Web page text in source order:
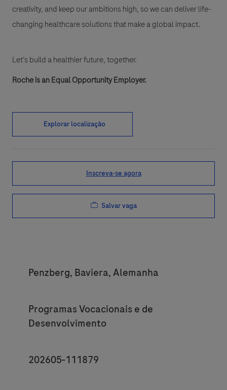
creativity, and keep our ambitions high, so we can deliver life-
changing healthcare solutions that make a global impact.
Let’s build a healthier future, together.
Roche is an Equal Opportunity Employer.
Explorar localização
Inscreva-se agora
Salvar vaga
Location
Penzberg, Baviera, Alemanha
Category
Programas Vocacionais e de
Desenvolvimento
JobId
202605-111879